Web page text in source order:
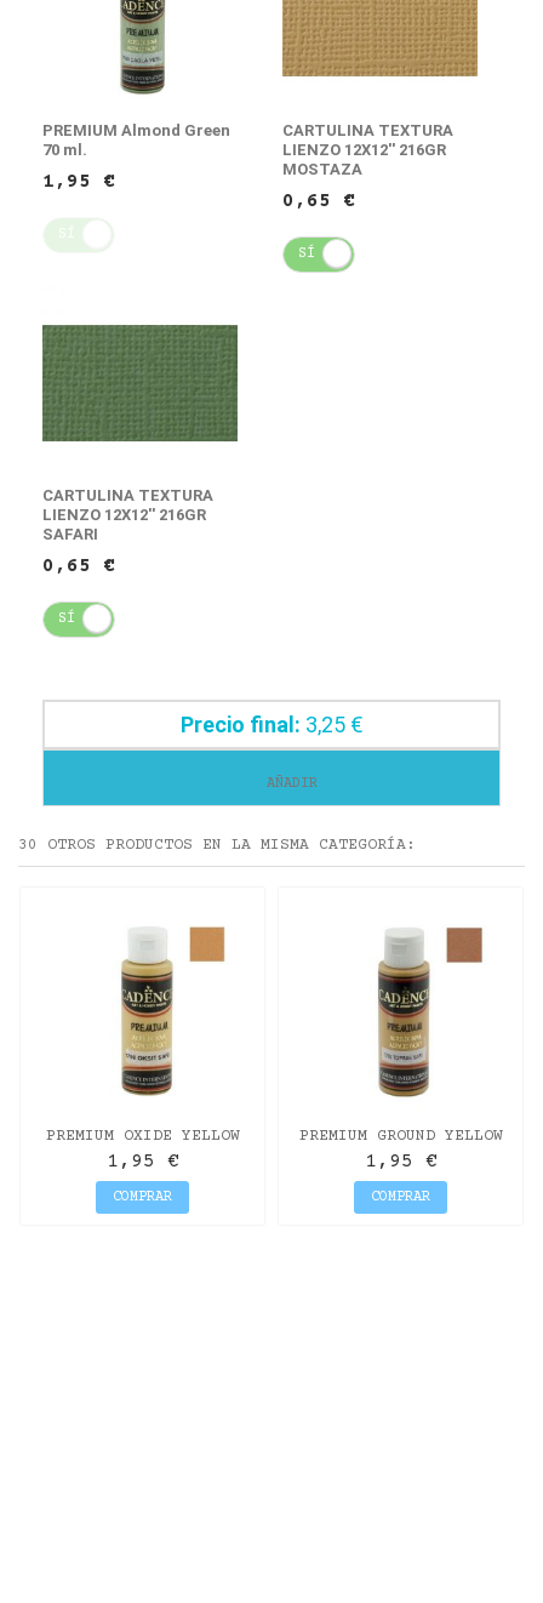
PREMIUM Almond Green
70 ml.
1,95 €
SÍ
CARTULINA TEXTURA
LIENZO 12X12'' 216GR
MOSTAZA
0,65 €
SÍ
CARTULINA TEXTURA
LIENZO 12X12'' 216GR
SAFARI
0,65 €
SÍ
Precio final: 3,25 €
AÑADIR
30 OTROS PRODUCTOS EN LA MISMA CATEGORÍA:
PREMIUM OXIDE YELLOW
70 ML.
1,95 €
COMPRAR
PREMIUM GROUND YELLOW
70 ML.
1,95 €
COMPRAR